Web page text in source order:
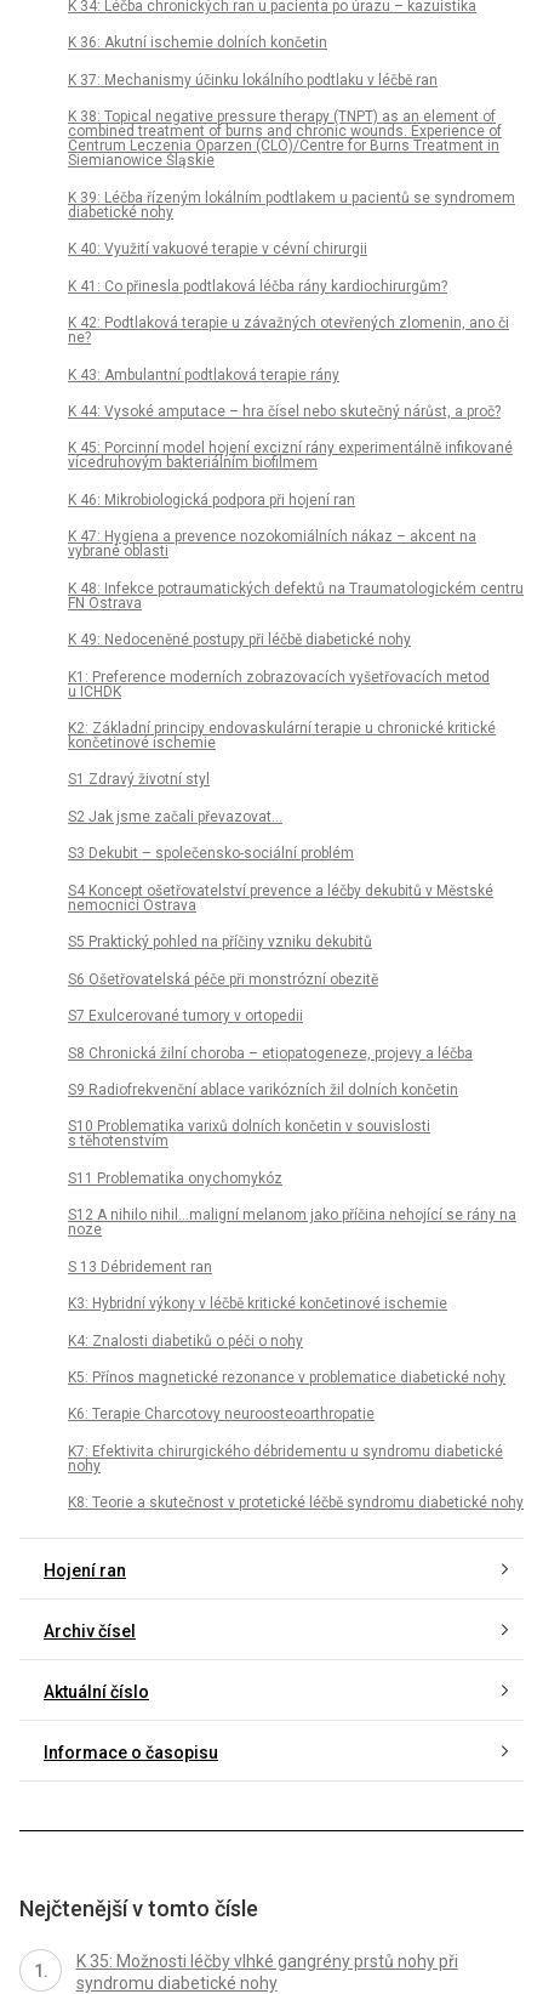
K 34: Léčba chronických ran u pacienta po úrazu – kazuistika
K 36: Akutní ischemie dolních končetin
K 37: Mechanismy účinku lokálního podtlaku v léčbě ran
K 38: Topical negative pressure therapy (TNPT) as an element of
combined treatment of burns and chronic wounds. Experience of
Centrum Leczenia Oparzen (CLO)/Centre for Burns Treatment in
Siemianowice Śląskie
K 39: Léčba řízeným lokálním podtlakem u pacientů se syndromem
diabetické nohy
K 40: Využití vakuové terapie v cévní chirurgii
K 41: Co přinesla podtlaková léčba rány kardiochirurgům?
K 42: Podtlaková terapie u závažných otevřených zlomenin, ano či
ne?
K 43: Ambulantní podtlaková terapie rány
K 44: Vysoké amputace – hra čísel nebo skutečný nárůst, a proč?
K 45: Porcinní model hojení excizní rány experimentálně infikované
vícedruhovým bakteriálním biofilmem
K 46: Mikrobiologická podpora při hojení ran
K 47: Hygiena a prevence nozokomiálních nákaz – akcent na
vybrané oblasti
K 48: Infekce potraumatických defektů na Traumatologickém centru
FN Ostrava
K 49: Nedoceněné postupy při léčbě diabetické nohy
K1: Preference moderních zobrazovacích vyšetřovacích metod
u ICHDK
K2: Základní principy endovaskulární terapie u chronické kritické
končetinové ischemie
S1 Zdravý životní styl
S2 Jak jsme začali převazovat...
S3 Dekubit – společensko-sociální problém
S4 Koncept ošetřovatelství prevence a léčby dekubitů v Městské
nemocnici Ostrava
S5 Praktický pohled na příčiny vzniku dekubitů
S6 Ošetřovatelská péče při monstrózní obezitě
S7 Exulcerované tumory v ortopedii
S8 Chronická žilní choroba – etiopatogeneze, projevy a léčba
S9 Radiofrekvenční ablace varikózních žil dolních končetin
S10 Problematika varixů dolních končetin v souvislosti
s těhotenstvím
S11 Problematika onychomykóz
S12 A nihilo nihil…maligní melanom jako příčina nehojící se rány na
noze
S 13 Débridement ran
K3: Hybridní výkony v léčbě kritické končetinové ischemie
K4: Znalosti diabetiků o péči o nohy
K5: Přínos magnetické rezonance v problematice diabetické nohy
K6: Terapie Charcotovy neuroosteoarthropatie
K7: Efektivita chirurgického débridementu u syndromu diabetické
nohy
K8: Teorie a skutečnost v protetické léčbě syndromu diabetické nohy
Hojení ran
Archiv čísel
Aktuální číslo
Informace o časopisu
Nejčtenější v tomto čísle
K 35: Možnosti léčby vlhké gangrény prstů nohy při
syndromu diabetické nohy